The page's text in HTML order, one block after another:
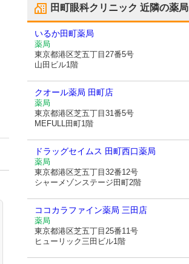
田町眼科クリニック 近隣の薬局
いるか田町薬局
薬局
東京都港区芝五丁目27番5号
山田ビル1階
クオール薬局 田町店
薬局
東京都港区芝五丁目31番5号
MEFULL田町1階
ドラッグセイムス 田町西口薬局
薬局
東京都港区芝五丁目32番12号
シャーメゾンステージ田町2階
ココカラファイン薬局 三田店
薬局
東京都港区芝五丁目25番11号
ヒューリック三田ビル1階